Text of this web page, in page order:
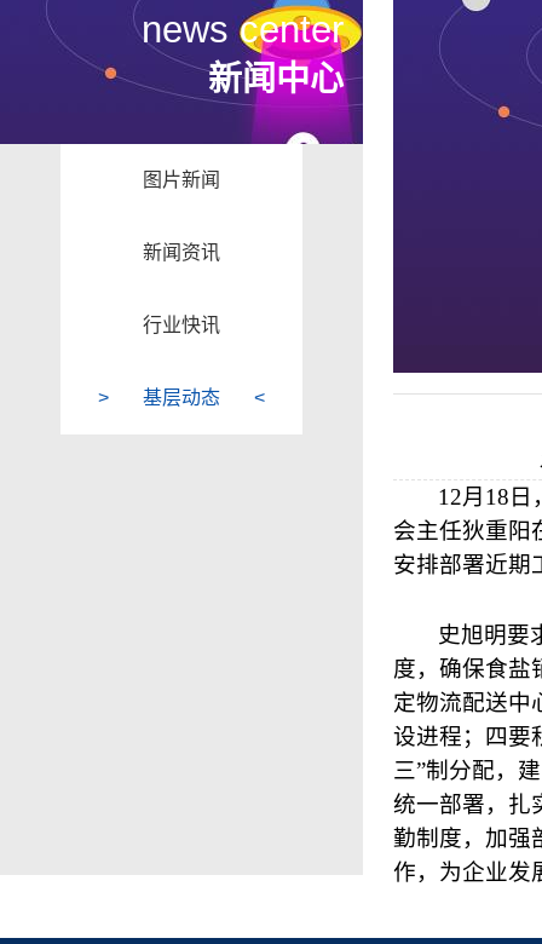
news center
新闻中心
图片新闻
新闻资讯
行业快讯
基层动态
12月 18 日
会主任狄重阳
安排部署近期
史旭明要
度，确保食盐
定物流配送中
设进程；四要
三”制分配，
统一部署，扎
勤制度，加强
作，为企业发